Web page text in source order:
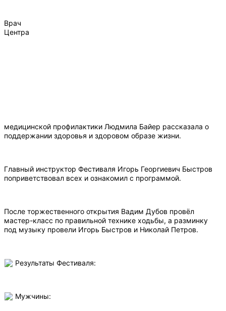
Врач
Центра
медицинской профилактики Людмила Байер рассказала о
поддержании здоровья и здоровом образе жизни.
Главный инструктор Фестиваля Игорь Георгиевич Быстров
поприветствовал всех и ознакомил с программой.
После торжественного открытия Вадим Дубов провёл
мастер-класс по правильной технике ходьбы, а разминку
под музыку провели Игорь Быстров и Николай Петров.
Результаты Фестиваля:
Мужчины: